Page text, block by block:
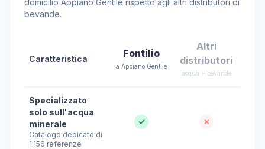
domicilio Appiano Gentile rispetto agli altri distributori di
bevande.
Caratteristica Fontilio
a Appiano Gentile
Altri
distributori
acqua + bevande
Specializzato
solo sull'acqua
minerale
Catalogo dedicato di
1.156 referenze
✓ ✗